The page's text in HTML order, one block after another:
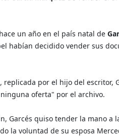
un año en el país natal de
habían decidido vender sus
por el hijo del escritor,
oferta" por el archivo.
Garcés quiso tender la mano a
la voluntad de su esposa